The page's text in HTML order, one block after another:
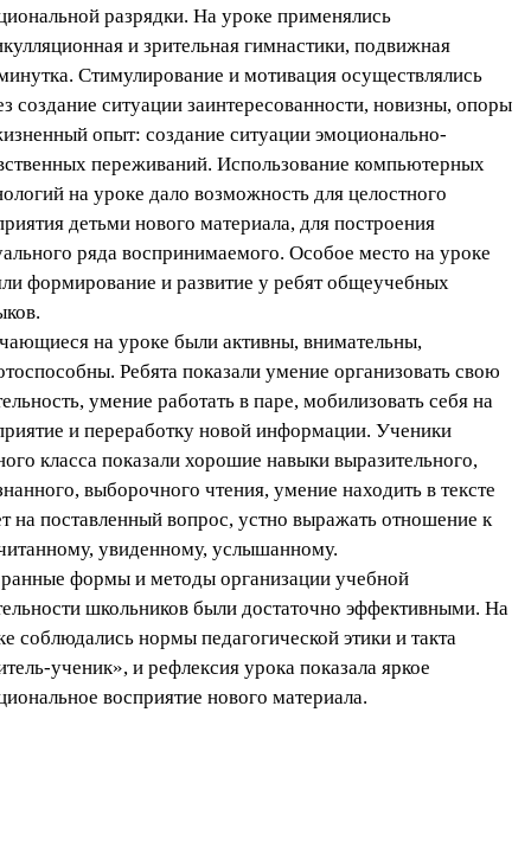
разрядки. На уроке применялись
и зрительная гимнастики, подвижная
Стимулирование и мотивация осуществлялись
создание ситуации заинтересованности, новизны, опоры
опыт: создание ситуации эмоционально-
переживаний. Использование компьютерных
на уроке дало возможность для целостного
детьми нового материала, для построения
ряда воспринимаемого. Особое место на уроке
формирование и развитие у ребят общеучебных
на уроке были активны, внимательны,
Ребята показали умение организовать свою
умение работать в паре, мобилизовать себя на
и переработку новой информации. Ученики
класса показали хорошие навыки выразительного,
выборочного чтения, умение находить в тексте
на поставленный вопрос, устно выражать отношение к
увиденному, услышанному.
формы и методы организации учебной
школьников были достаточно эффективными. На
соблюдались нормы педагогической этики и такта
ученик», и рефлексия урока показала яркое
восприятие нового материала.